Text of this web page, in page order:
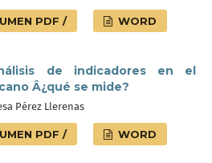
PDF / WORD
de indicadores en el
Â¿qué se mide?
Pérez Llerenas
PDF / WORD